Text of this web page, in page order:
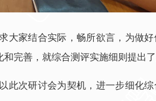
大家结合实际，畅所欲言，为做
完善，就综合测评实施细则提出了
此次研讨会为契机，进一步细化